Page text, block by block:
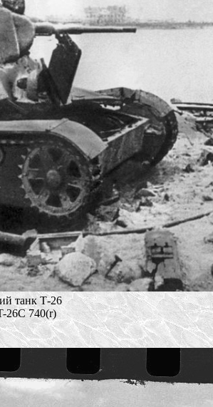
танк Т-26
26C 740(r)